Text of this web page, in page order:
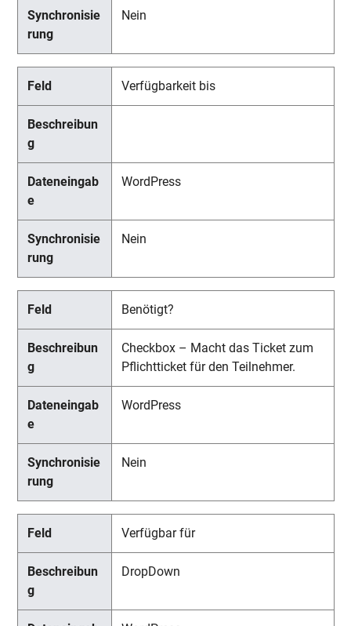
Nein
Verfügbarkeit bis
WordPress
Nein
Benötigt?
Checkbox – Macht das Ticket zum
Pflichtticket für den Teilnehmer.
WordPress
Nein
Verfügbar für
DropDown